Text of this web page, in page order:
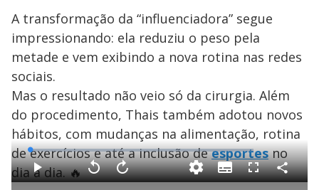
A transformação da “influenciadora” segue
impressionando: ela reduziu o peso pela
metade e vem exibindo a nova rotina nas redes
sociais.
Mas o resultado não veio só da cirurgia. Além
do procedimento, Thais também adotou novos
hábitos, com mudanças na alimentação, rotina
de exercícios e até a inclusão deesportesno
dia a dia. 🔥
P V A
L
o
a
d
e
S
u
b
F C
o